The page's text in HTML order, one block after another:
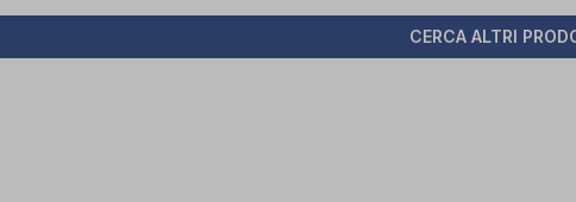
CERCA ALTRI